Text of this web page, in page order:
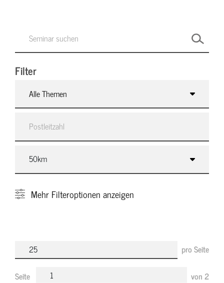
Filter
Alle Themen
Mehr Filteroptionen anzeigen
pro Seite
Seite von2